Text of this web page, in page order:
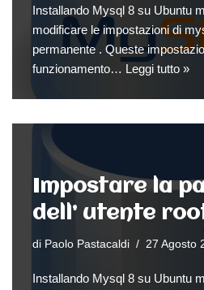
Installando Mysql 8 su Ubuntu
modificare le impostazioni di
permanente . Queste
funzionamento… Leggi tutto »
Impostare la
dell’ utente
di Paolo Pastacaldi 27 Agosto
Installando Mysql 8 su Ubuntu